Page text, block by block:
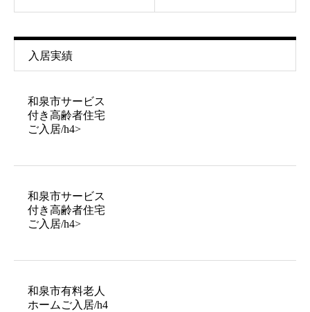
入居実績
和泉市サービス
付き高齢者住宅
ご入居/h4>
和泉市サービス
付き高齢者住宅
ご入居/h4>
和泉市有料老人
ホームご入居/h4